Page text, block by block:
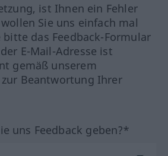
ist Ihnen ein Fehler
Sie uns einfach mal
bitte das Feedback-Formular
E-Mail-Adresse ist
gemäß unserem
Beantwortung Ihrer
uns Feedback geben?*